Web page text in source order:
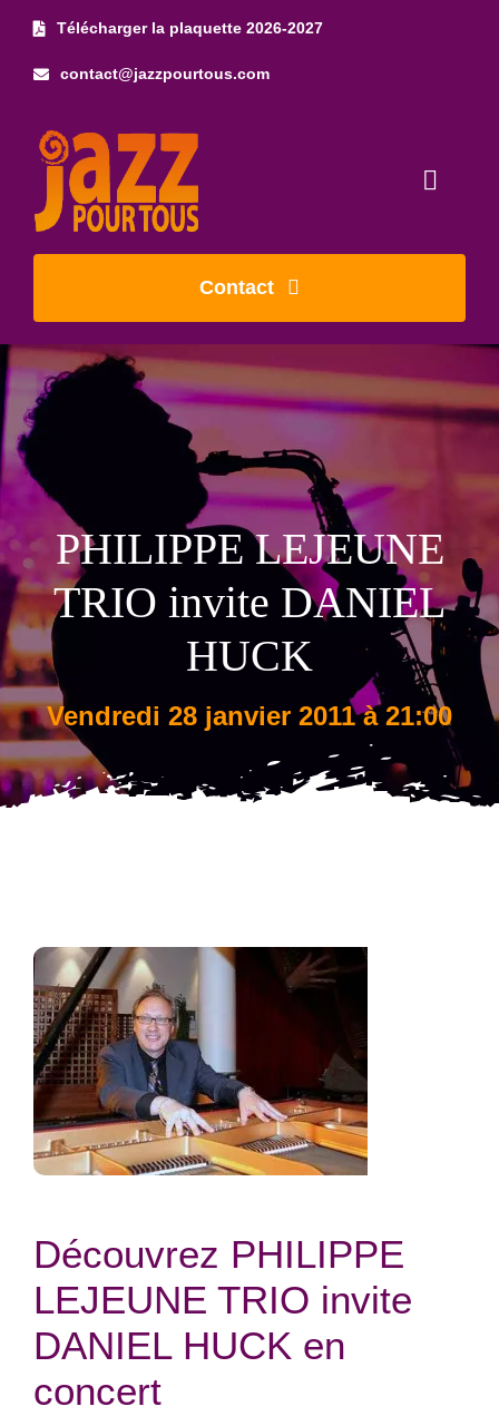
Skip
Télécharger la plaquette 2026-2027
contact@jazzpourtous.com
L’association
Les concerts
Photos
Tarifs
Contact
PHILIPPE LEJEUNE
TRIO invite DANIEL
HUCK
vendredi 28 janvier 2011 à 21:00
Découvrez PHILIPPE
LEJEUNE TRIO invite
DANIEL HUCK en
concert